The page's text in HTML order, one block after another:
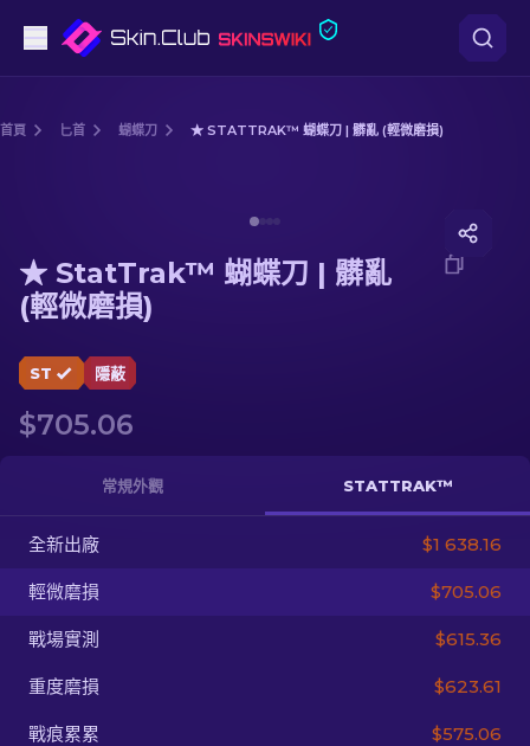
狙擊步槍
手套
ZH-TW
首頁 匕首 蝴蝶刀 ★ STATTRAK™ 蝴蝶刀 | 髒亂 (輕微磨損)
★ StatTrak™ 蝴蝶刀 | 髒亂
(輕微磨損)
ST 隱蔽
$705.06
常規外觀 STATTRAK™
全新出廠 $1 638.16
輕微磨損 $705.06
戰場實測 $615.36
重度磨損 $623.61
戰痕累累 $575.06